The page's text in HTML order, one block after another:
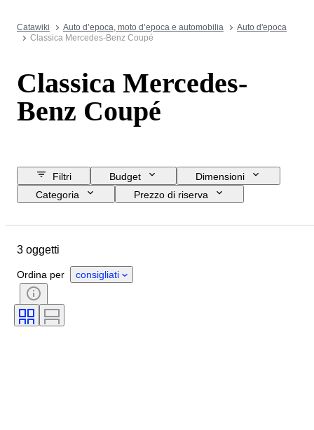
Catawiki Auto d’epoca, moto d’epoca e automobilia
Auto d'epoca
Classica Mercedes-Benz Coupé
Classica Mercedes-
Benz Coupé
Filtri Budget
Dimensioni
Categoria
Prezzo di riserva
Paese d’origine
Accessori
Tipo di carburante
COC (Certificato di Conformità)
Condizioni (meccanica)
3 oggetti
Ordina per consigliati